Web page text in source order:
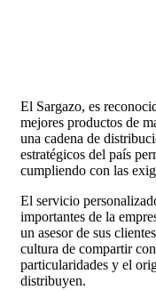
El Sargazo, es
mejores productos de
una cadena de
estratégicos del país
cumpliendo con las
El servicio
importantes de la
un asesor de sus
cultura de compartir
particularidades y el
distribuyen.